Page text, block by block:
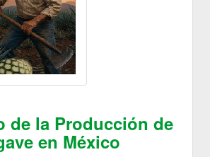
de la Producción de
en México